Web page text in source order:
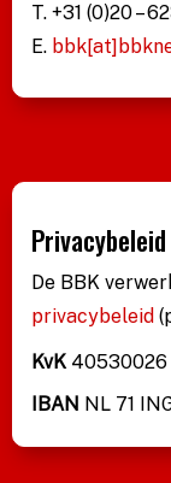
T. +31 (0)20 –
E.
Privacybeleid
De BBK
privacybeleid
KvK 40530026
IBAN NL 71